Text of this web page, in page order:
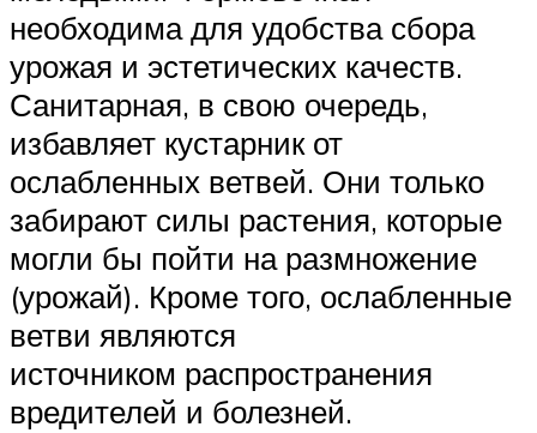
необходима для удобства сбора
урожая и эстетических качеств.
Санитарная, в свою очередь,
избавляет кустарник от
ослабленных ветвей. Они только
забирают силы растения, которые
могли бы пойти на размножение
(урожай). Кроме того, ослабленные
ветви являются
источником распространения
вредителей и болезней.